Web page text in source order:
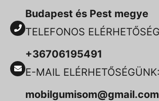
Budapest és Pest megye
TELEFONOS
+36706195491
E-MAIL ELÉRHETŐSÉGÜNK:
mobilgumisom@gmail.com